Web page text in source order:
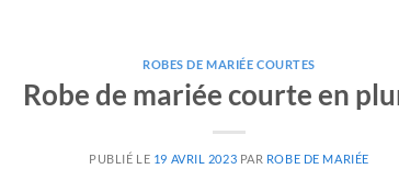
ROBES DE MARIÉE COURTES
Robe de mariée courte en
PUBLIÉ LE 19 AVRIL 2023 PAR ROBE DE MARIÉE